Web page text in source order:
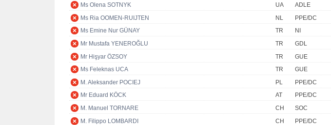
Ms Olena SOTNYK
UA
ADLE
Ms Ria OOMEN-RUIJTEN
NL
PPE/DC
Ms Emine Nur GÜNAY
TR
NI
Mr Mustafa YENEROĞLU
TR
GDL
Mr Hişyar ÖZSOY
TR
GUE
Ms Feleknas UCA
TR
GUE
M. Aleksander POCIEJ
PL
PPE/DC
Mr Eduard KÖCK
AT
PPE/DC
M. Manuel TORNARE
CH
SOC
M. Filippo LOMBARDI
CH
PPE/DC